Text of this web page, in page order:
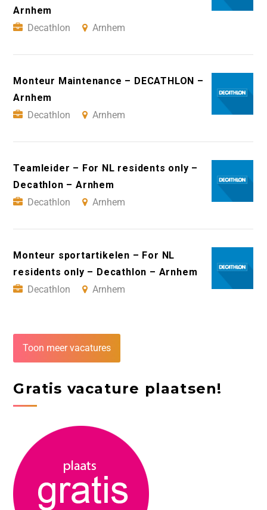
Arnhem
Decathlon
Arnhem
Monteur Maintenance – DECATHLON –
Arnhem
Decathlon
Arnhem
Teamleider – For NL residents only –
Decathlon – Arnhem
Decathlon
Arnhem
Monteur sportartikelen – For NL
residents only – Decathlon – Arnhem
Decathlon
Arnhem
Toon meer vacatures
Gratis vacature plaatsen!